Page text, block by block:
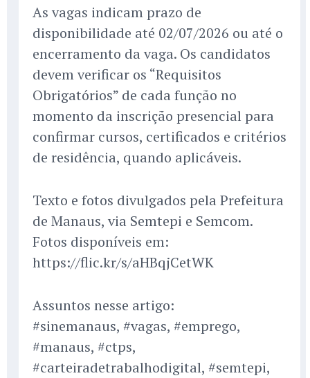
As vagas indicam prazo de
disponibilidade até 02/07/2026 ou até o
encerramento da vaga. Os candidatos
devem verificar os “Requisitos
Obrigatórios” de cada função no
momento da inscrição presencial para
confirmar cursos, certificados e critérios
de residência, quando aplicáveis.
Texto e fotos divulgados pela Prefeitura
de Manaus, via Semtepi e Semcom.
Fotos disponíveis em:
https://flic.kr/s/aHBqjCetWK
Assuntos nesse artigo:
#sinemanaus, #vagas, #emprego,
#manaus, #ctps,
#carteiradetrabalhodigital, #semtepi,